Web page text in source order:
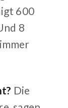
600
8
Die